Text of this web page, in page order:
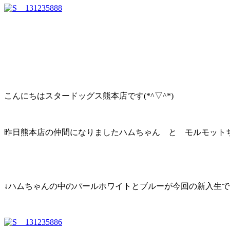
こんにちはスタードッグス熊本店です(*^▽^*)
昨日熊本店の仲間になりましたハムちゃん と モルモット
↓ハムちゃんの中のパールホワイトとブルーが今回の新入生